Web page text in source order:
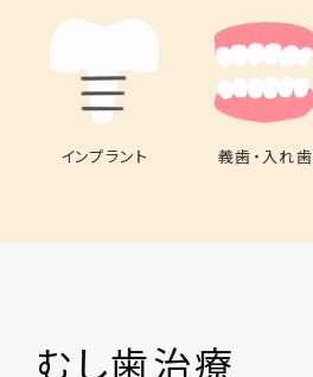
インプラント 義歯・入れ歯
むし歯治療